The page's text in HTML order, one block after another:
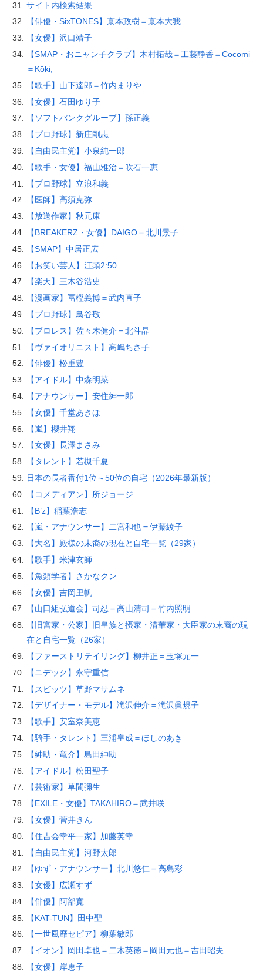
サイト内検索結果
【俳優・SixTONES】京本政樹＝京本大我
【女優】沢口靖子
【SMAP・おニャン子クラブ】木村拓哉＝工藤静香＝Cocomi
＝Kōki,
【歌手】山下達郎＝竹内まりや
【女優】石田ゆり子
【ソフトバンクグループ】孫正義
【プロ野球】新庄剛志
【自由民主党】小泉純一郎
【歌手・女優】福山雅治＝吹石一恵
【プロ野球】立浪和義
【医師】高須克弥
【放送作家】秋元康
【BREAKERZ・女優】DAIGO＝北川景子
【SMAP】中居正広
【お笑い芸人】江頭2:50
【楽天】三木谷浩史
【漫画家】冨樫義博＝武内直子
【プロ野球】鳥谷敬
【プロレス】佐々木健介＝北斗晶
【ヴァイオリニスト】高嶋ちさ子
【俳優】松重豊
【アイドル】中森明菜
【アナウンサー】安住紳一郎
【女優】千堂あきほ
【嵐】櫻井翔
【女優】長澤まさみ
【タレント】若槻千夏
日本の長者番付1位～50位の自宅（2026年最新版）
【コメディアン】所ジョージ
【B’z】稲葉浩志
【嵐・アナウンサー】二宮和也＝伊藤綾子
【大名】殿様の末裔の現在と自宅一覧（29家）
【歌手】米津玄師
【魚類学者】さかなクン
【女優】吉岡里帆
【山口組弘道会】司忍＝高山清司＝竹内照明
【旧宮家・公家】旧皇族と摂家・清華家・大臣家の末裔の現
在と自宅一覧（26家）
【ファーストリテイリング】柳井正＝玉塚元一
【ニデック】永守重信
【スピッツ】草野マサムネ
【デザイナー・モデル】滝沢伸介＝滝沢眞規子
【歌手】安室奈美恵
【騎手・タレント】三浦皇成＝ほしのあき
【紳助・竜介】島田紳助
【アイドル】松田聖子
【芸術家】草間彌生
【EXILE・女優】TAKAHIRO＝武井咲
【女優】菅井きん
【住吉会幸平一家】加藤英幸
【自由民主党】河野太郎
【ゆず・アナウンサー】北川悠仁＝高島彩
【女優】広瀬すず
【俳優】阿部寛
【KAT-TUN】田中聖
【一世風靡セピア】柳葉敏郎
【イオン】岡田卓也＝二木英徳＝岡田元也＝吉田昭夫
【女優】岸恵子